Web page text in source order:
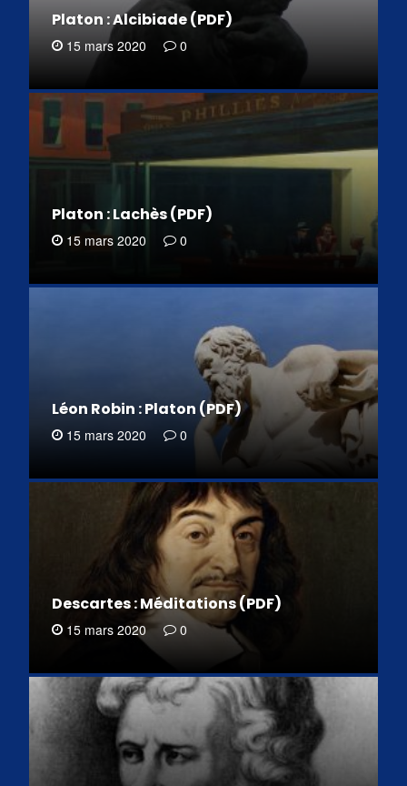
Platon : Alcibiade (PDF)
15 mars 2020 0
Platon : Lachès (PDF)
15 mars 2020 0
Léon Robin : Platon (PDF)
15 mars 2020 0
Descartes : Méditations (PDF)
15 mars 2020 0